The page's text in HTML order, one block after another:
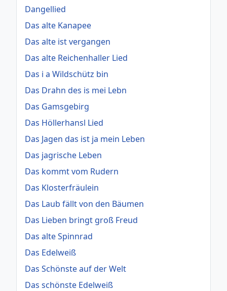
Dangellied
Das alte Kanapee
Das alte ist vergangen
Das alte Reichenhaller Lied
Das i a Wildschütz bin
Das Drahn des is mei Lebn
Das Gamsgebirg
Das Höllerhansl Lied
Das Jagen das ist ja mein Leben
Das jagrische Leben
Das kommt vom Rudern
Das Klosterfräulein
Das Laub fällt von den Bäumen
Das Lieben bringt groß Freud
Das alte Spinnrad
Das Edelweiß
Das Schönste auf der Welt
Das schönste Edelweiß